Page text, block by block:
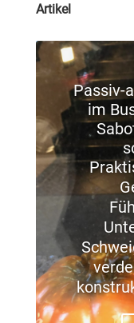
Artikel
Passiv-
im